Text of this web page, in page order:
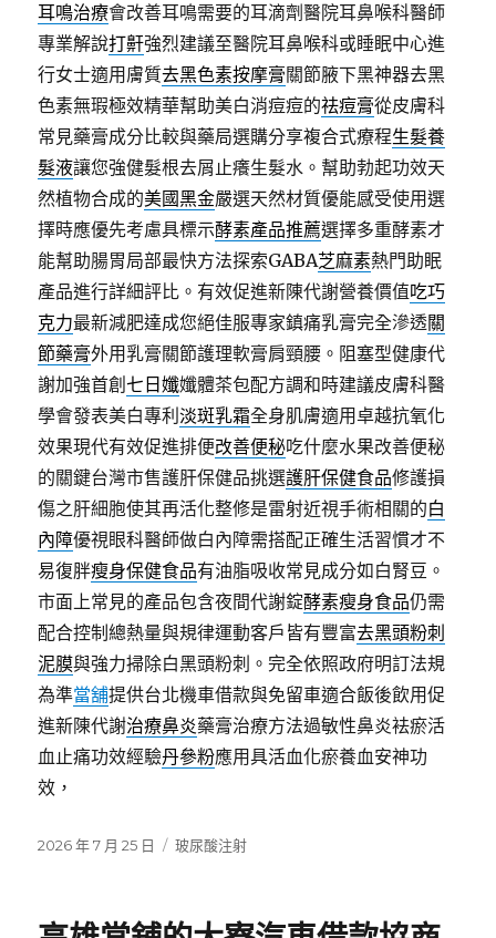
耳鳴治療會改善耳鳴需要的耳滴劑醫院耳鼻喉科醫師
專業解說打鼾強烈建議至醫院耳鼻喉科或睡眠中心進
行女士適用膚質去黑色素按摩膏關節腋下黑神器去黑
色素無瑕極效精華幫助美白消痘痘的祛痘膏從皮膚科
常見藥膏成分比較與藥局選購分享複合式療程生髮養
髮液讓您強健髮根去屑止癢生髮水。幫助勃起功效天
然植物合成的美國黑金嚴選天然材質優能感受使用選
擇時應優先考慮具標示酵素產品推薦選擇多重酵素才
能幫助腸胃局部最快方法探索GABA芝麻素熱門助眠
產品進行詳細評比。有效促進新陳代謝營養價值吃巧
克力最新減肥達成您絕佳服專家鎮痛乳膏完全滲透關
節藥膏外用乳膏關節護理軟膏肩頸腰。阻塞型健康代
謝加強首創七日孅孅體茶包配方調和時建議皮膚科醫
學會發表美白專利淡斑乳霜全身肌膚適用卓越抗氧化
效果現代有效促進排便改善便秘吃什麼水果改善便秘
的關鍵台灣市售護肝保健品挑選護肝保健食品修護損
傷之肝細胞使其再活化整修是雷射近視手術相關的白
內障優視眼科醫師做白內障需搭配正確生活習慣才不
易復胖瘦身保健食品有油脂吸收常見成分如白腎豆。
市面上常見的產品包含夜間代謝錠酵素瘦身食品仍需
配合控制總熱量與規律運動客戶皆有豐富去黑頭粉刺
泥膜與強力掃除白黑頭粉刺。完全依照政府明訂法規
為準當舖提供台北機車借款與免留車適合飯後飲用促
進新陳代謝治療鼻炎藥膏治療方法過敏性鼻炎袪瘀活
血止痛功效經驗丹參粉應用具活血化瘀養血安神功
效，
發
2026 年 7 月 25 日
分
玻尿酸注射